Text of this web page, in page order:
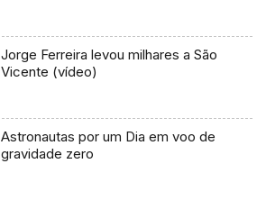
Jorge Ferreira levou milhares a São
Vicente (vídeo)
Astronautas por um Dia em voo de
gravidade zero